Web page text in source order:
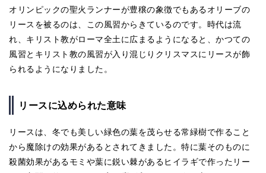
オリンピックの聖火ランナーが豊穣の象徴でもあるオリーブの
リースを被るのは、この風習からきているのです。時代は流
れ、キリスト教がローマ全土に広まるようになると、かつての
風習とキリスト教の風習が入り混じりクリスマスにリースが飾
られるようになりました。
リースに込められた意味
リースは、冬でも美しい緑色の葉を茂らせる常緑樹で作ること
から魔除けの効果があるとされてきました。特に葉そのものに
殺菌効果があるモミや葉に鋭い棘があるヒイラギで作ったリー